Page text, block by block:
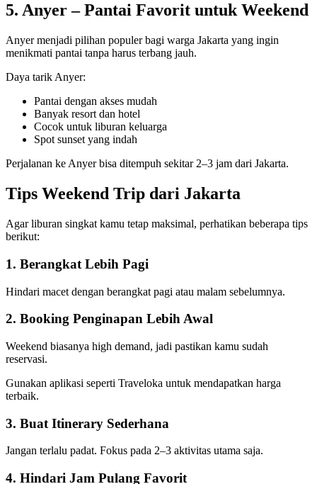
5. Anyer – Pantai Favorit untuk Weekend
Anyer menjadi pilihan populer bagi warga Jakarta yang ingin
menikmati pantai tanpa harus terbang jauh.
Daya tarik Anyer:
Pantai dengan akses mudah
Banyak resort dan hotel
Cocok untuk liburan keluarga
Spot sunset yang indah
Perjalanan ke Anyer bisa ditempuh sekitar 2–3 jam dari Jakarta.
Tips Weekend Trip dari Jakarta
Agar liburan singkat kamu tetap maksimal, perhatikan beberapa tips
berikut:
1. Berangkat Lebih Pagi
Hindari macet dengan berangkat pagi atau malam sebelumnya.
2. Booking Penginapan Lebih Awal
Weekend biasanya high demand, jadi pastikan kamu sudah
reservasi.
Gunakan aplikasi seperti Traveloka untuk mendapatkan harga
terbaik.
3. Buat Itinerary Sederhana
Jangan terlalu padat. Fokus pada 2–3 aktivitas utama saja.
4. Hindari Jam Pulang Favorit